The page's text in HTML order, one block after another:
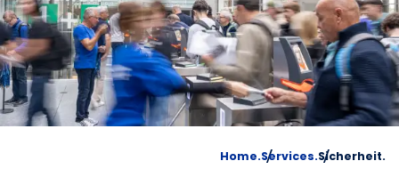
Home.Services.Sicherheit.